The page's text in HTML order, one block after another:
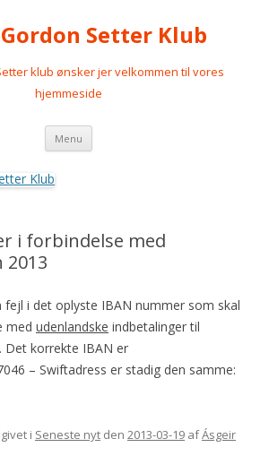
Setter Klub
klub ønsker jer velkommen til vores
hjemmeside
Menu Videre
indhold
i forbindelse med
2013
i det oplyste IBAN nummer som skal
med udenlandske indbetalinger til
Det korrekte IBAN er
– Swiftadress er stadig den samme:
i Seneste nyt den 2013-03-19 afÁsgeir